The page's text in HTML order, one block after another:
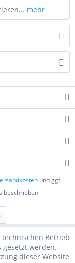
mehr
und ggf.
beschrieben
Betrieb
werden.
dieser Website